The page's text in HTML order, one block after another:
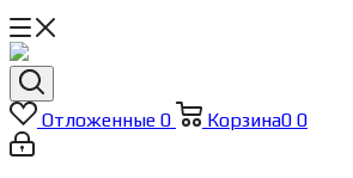
Отложенные 0 Корзина0 0